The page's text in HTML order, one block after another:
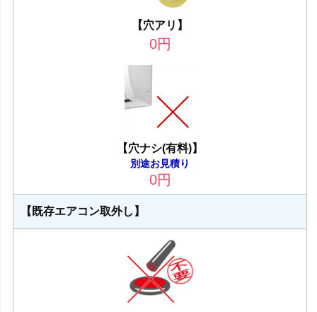
【穴アリ】
0円
【穴ナシ(有料)】
別途お見積り
0円
【既存エアコン取外し】